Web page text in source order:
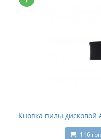
Кнопка пилы дисковой
116